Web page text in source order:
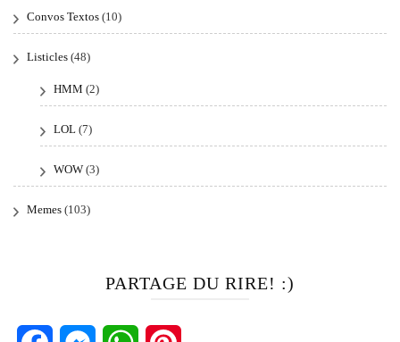
Convos Textos (10)
Listicles (48)
HMM (2)
LOL (7)
WOW (3)
Memes (103)
PARTAGE DU RIRE! :)